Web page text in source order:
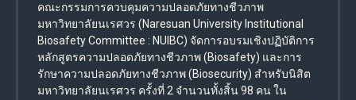
คณะกรรมการควบคุมความปลอดภัยทางชีวภาพ
มหาวิทยาลัยนเรศวร (Naresuan University Institutional
Biosafety Committee : NUIBC) จัดการอบรมเชิงปฏิบัติการ
หลักสูตรความปลอดภัยทางชีวภาพ (Biosafety) และการ
รักษาความปลอดภัยทางชีวภาพ (Biosecurity) สำหรับนิสิต
มหาวิทยาลัยนเรศวร ครั้งที่ 2 จำนวนทั้งสิ้น 98 คน ใน